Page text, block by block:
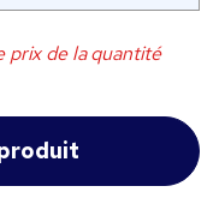
prix de la quantité